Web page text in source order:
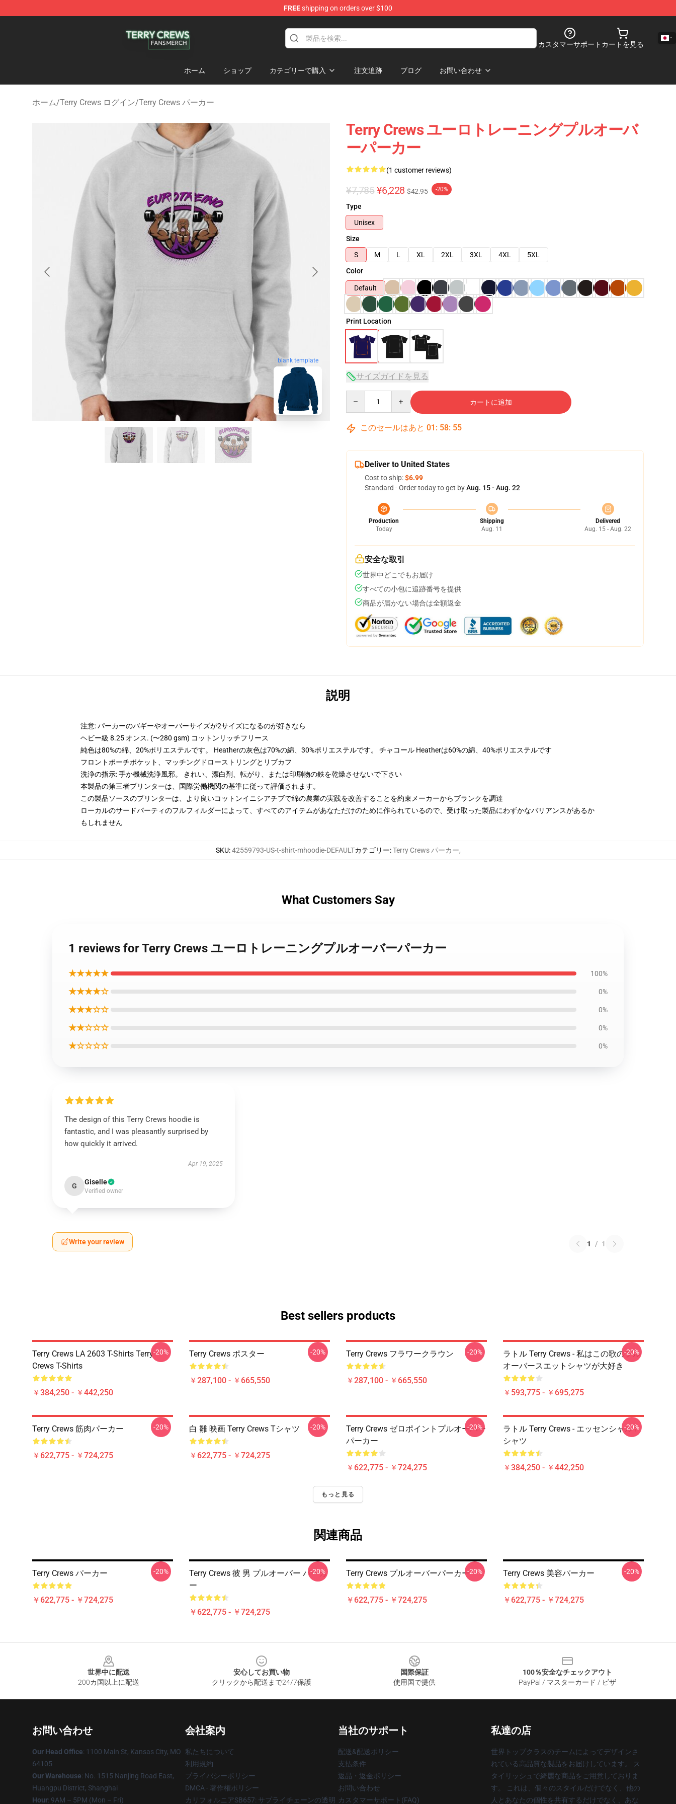
FREEshipping on orders over $100
カスタマーサポート カートを見る
ホーム ショップ カテゴリーで購入 注文追跡 ブログ お問い合わせ
ホーム/Terry Crews ログイン/Terry Crews パーカー
blank template
Terry Crews ユーロトレーニングプルオーバ
ーパーカー
(1 customer reviews)
¥7,785 ¥6,228 $42.95 -20%
Type
Unisex
Size
S
M L XL 2XL 3XL 4XL
5XL
Color
Default
Print Location
サイズガイドを見る
カートに追加
このセールはあと 01 : 58: 54
Deliver to United States
Cost to ship:$6.99
Standard - Order today to get byAug. 15 - Aug. 22
Production
Today
Shipping
Aug. 11
Delivered
Aug. 15 - Aug. 22
安全な取引
世界中どこでもお届け
すべての小包に追跡番号を提供
商品が届かない場合は全額返金
説明
注意: パーカーのバギーやオーバーサイズが2サイズになるのが好きなら
ヘビー級 8.25 オンス. (〜280 gsm) コットンリッチフリース
純色は80%の綿、20%ポリエステルです。 Heatherの灰色は70%の綿、30%ポリエステルです。 チャコール Heatherは60%の綿、40%ポリエステルです
フロントポーチポケット、マッチングドローストリングとリブカフ
洗浄の指示: 手か機械洗浄風邪。 きれい、漂白剤、転がり、または印刷物の鉄を乾燥させないで下さい
本製品の第三者プリンターは、国際労働機関の基準に従って評価されます。
この製品ソースのプリンターは、より良いコットンイニシアチブで綿の農業の実践を改善することを約束メーカーからブランクを調達
ローカルのサードパーティのフルフィルダーによって、すべてのアイテムがあなただけのために作られているので、受け取った製品にわずかなバリアンスがあるか
もしれません
SKU:42559793-US-t-shirt-mhoodie-DEFAULTカテゴリー:Terry Crews パーカー,
What Customers Say
1 reviews for Terry Crews ユーロトレーニングプルオーバーパーカー
★★★★★ 100%
★★★★☆ 0%
★★★☆☆ 0%
★★☆☆☆ 0%
★☆☆☆☆ 0%
The design of this Terry Crews hoodie is
fantastic, and I was pleasantly surprised by
how quickly it arrived.
Apr 19, 2025
G Giselle
Verified owner
Write your review 1 / 1
Best sellers products
Terry Crews LA 2603 T-Shirts Terry
Crews T-Shirts
￥384,250 - ￥442,250
-20% Terry Crews ポスター
￥287,100 - ￥665,550
-20% Terry Crews フラワークラウン
￥287,100 - ￥665,550
-20%
ラトル Terry Crews - 私はこの歌のプル
オーバースエットシャツが大好き
￥593,775 - ￥695,275
-20%
Terry Crews 筋肉パーカー
￥622,775 - ￥724,275
-20% 白 雛 映画 Terry Crews Tシャツ
￥622,775 - ￥724,275
-20%
Terry Crews ゼロポイントプルオーバー
パーカー
￥622,775 - ￥724,275
-20%
ラトル Terry Crews - エッセンシャルT
シャツ
￥384,250 - ￥442,250
-20%
もっと見る
関連商品
Terry Crews パーカー
￥622,775 - ￥724,275
-20%
Terry Crews 彼 男 プルオーバー パーカ
ー
￥622,775 - ￥724,275
-20% Terry Crews プルオーバーパーカー
￥622,775 - ￥724,275
-20% Terry Crews 美容パーカー
￥622,775 - ￥724,275
-20%
世界中に配送
200カ国以上に配送
安心してお買い物
クリックから配送まで24/7保護
国際保証
使用国で提供
100％安全なチェックアウト
PayPal / マスターカード / ビザ
お問い合わせ
Our Head Office: 1100 Main St, Kansas City, MO
64105
Our Warehouse: No. 1515 Nanjing Road East,
Huangpu District, Shanghai
Hour: 9AM – 5PM (Mon – Fri)
会社案内
私たちについて
利用規約
プライバシーポリシー
DMCA - 著作権ポリシー
カリフォルニアSB657: サプライチェーンの透明
当社のサポート
配送&配送ポリシー
支払条件
返品・返金ポリシー
お問い合わせ
カスタマーサポート(FAQ)
私達の店
世界トップクラスのチームによってデザインさ
れている高品質な製品をお届けしています。 ス
タイリッシュで綺麗な商品をご用意しておりま
す。 これは、個々のスタイルだけでなく、他の
人とあなたの個性を共有するだけでなく、あな